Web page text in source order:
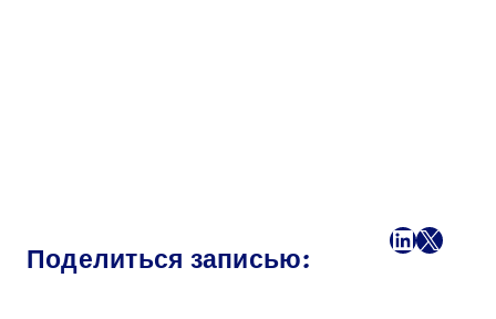
Поделиться записью:
Facebook
LinkedIn
X